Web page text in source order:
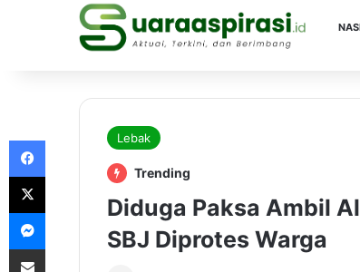
Lebak
Trending
Diduga Paksa Ambil
SBJ Diprotes Warga
Messenger